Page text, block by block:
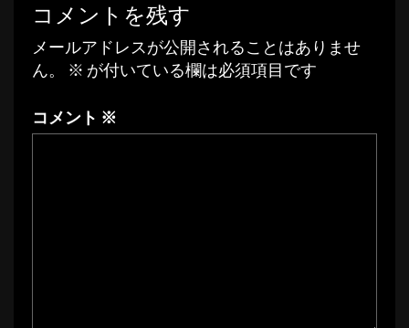
ナ
ビ
ゲ
ー
コメントを残す
メールアドレスが公開されることはありませ
ん。
※ が付いている欄は必須項目です
コメント ※